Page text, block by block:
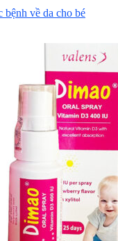
về da cho bé